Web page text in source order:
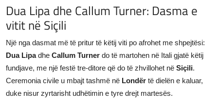
Dua Lipa dhe Callum Turner: Dasma e
vitit në Siçili
Një nga dasmat më të pritur të këtij viti po afrohet me shpejtësi:
Dua Lipadhe Callum Turner do të martohen në Itali gjatë këtij
fundjave, me një festë tre-ditore që do të zhvillohet në Siçili.
Ceremonia civile u mbajt tashmë në Londër të dielën e kaluar,
duke nisur zyrtarisht udhëtimin e tyre drejt martesës.